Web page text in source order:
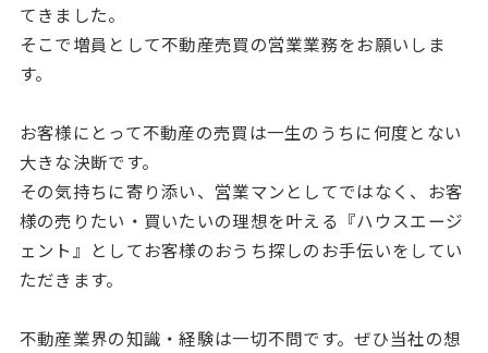
てきました。
そこで増員として不動産売買の営業業務をお願いしま
す。
お客様にとって不動産の売買は一生のうちに何度とない
大きな決断です。
その気持ちに寄り添い、営業マンとしてではなく、お客
様の売りたい・買いたいの理想を叶える『ハウスエージ
ェント』としてお客様のおうち探しのお手伝いをしてい
ただきます。
不動産業界の知識・経験は一切不問です。ぜひ当社の想